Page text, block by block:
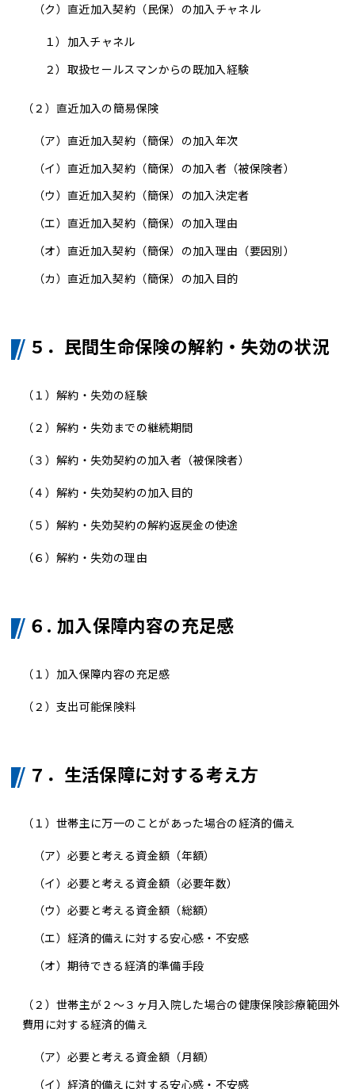
（ク）直近加入契約（民保）の加入チャネル
１） 加入チャネル
２） 取扱セールスマンからの既加入経験
（２）直近加入の簡易保険
（ア）直近加入契約（簡保）の加入年次
（イ）直近加入契約（簡保）の加入者（被保険者）
（ウ）直近加入契約（簡保）の加入決定者
（エ）直近加入契約（簡保）の加入理由
（オ）直近加入契約（簡保）の加入理由（要因別）
（カ）直近加入契約（簡保）の加入目的
５．民間生命保険の解約・失効の状況
（１）解約・失効の経験
（２）解約・失効までの継続期間
（３）解約・失効契約の加入者（被保険者）
（４）解約・失効契約の加入目的
（５）解約・失効契約の解約返戻金の使途
（６）解約・失効の理由
６. 加入保障内容の充足感
（１） 加入保障内容の充足感
（２）支出可能保険料
７．生活保障に対する考え方
（１）世帯主に万一のことがあった場合の経済的備え
（ア）必要と考える資金額（年額）
（イ）必要と考える資金額（必要年数）
（ウ）必要と考える資金額（総額）
（エ）経済的備えに対する安心感・不安感
（オ）期待できる経済的準備手段
（２）世帯主が２～３ヶ月入院した場合の健康保険診療範囲外
費用に対する経済的備え
（ア）必要と考える資金額（月額）
（イ）経済的備えに対する安心感・不安感